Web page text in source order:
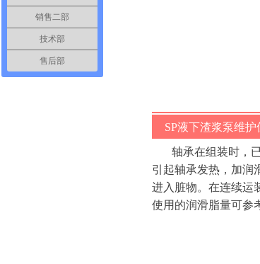
SP液下渣浆泵维护
轴承在组装时，
引起轴承发热，加润
进入脏物。在连续运
使用的润滑脂量可参
销售二部
技术部
售后部